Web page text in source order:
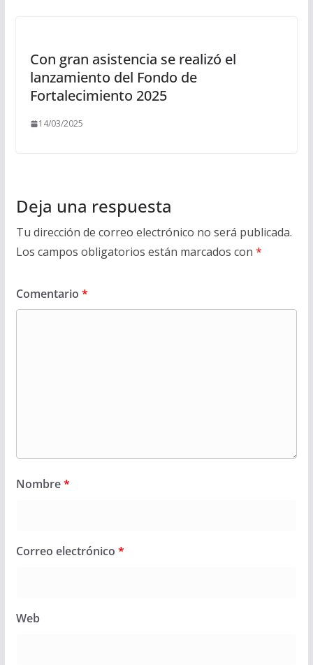
Con gran asistencia se realizó el
lanzamiento del Fondo de
Fortalecimiento 2025
14/03/2025
Deja una respuesta
Tu dirección de correo electrónico no será publicada.
Los campos obligatorios están marcados con *
Comentario *
Nombre*
Correo electrónico *
Web